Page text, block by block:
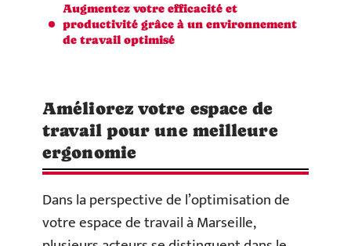
Augmentez votre efficacité et
productivité grâce à un environnement
de travail optimisé
Améliorez votre espace de
travail pour une meilleure
ergonomie
Dans la perspective de l’optimisation de
votre espace de travail à Marseille,